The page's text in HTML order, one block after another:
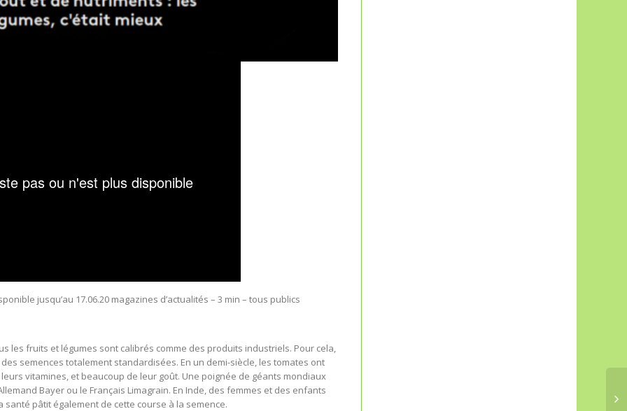
jusqu’au 17.06.20 magazines d’actualités – 3 min – tous publics
les fruits et légumes sont calibrés comme des produits industriels. Pour cela,
semences totalement standardisées. En un demi-siècle, les tomates ont
vitamines, et beaucoup de leur goût. Une poignée de géants mondiaux
Bayer ou le Français Limagrain. En Inde, des femmes et des enfants
pâtit également de cette course à la semence.